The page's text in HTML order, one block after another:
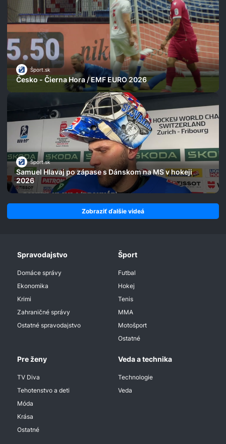
Šport.sk
Česko - Čierna Hora / EMF EURO 2026
Šport.sk
Samuel Hlavaj po zápase s Dánskom na MS v hokeji
2026
Zobraziť ďalšie videá
Spravodajstvo
Domáce správy
Ekonomika
Krimi
Zahraničné správy
Ostatné spravodajstvo
Šport
Futbal
Hokej
Tenis
MMA
Motošport
Ostatné
Pre ženy
TV Diva
Tehotenstvo a deti
Móda
Krása
Ostatné
Veda a technika
Technologie
Veda